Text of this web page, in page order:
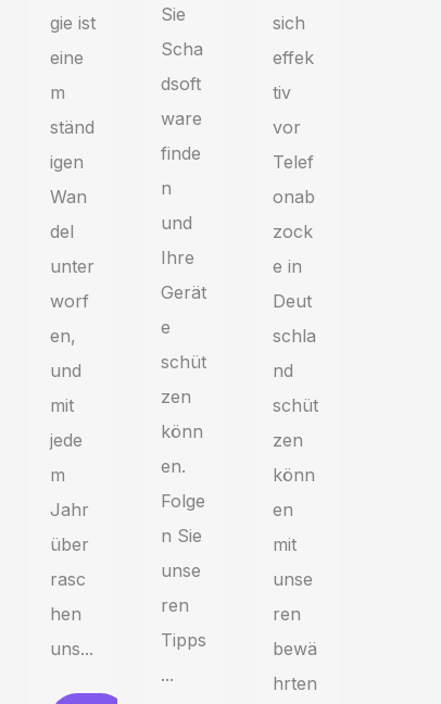
gie ist
eine
m
ständ
igen
Wan
del
unter
worf
en,
und
mit
jede
m
Jahr
über
rasc
hen
uns...
Sie
Scha
dsoft
ware
finde
n
und
Ihre
Gerät
e
schüt
zen
könn
en.
Folge
n Sie
unse
ren
Tipps
...
sich
effek
tiv
vor
Telef
onab
zock
e in
Deut
schla
nd
schüt
zen
könn
en
mit
unse
ren
bewä
hrten